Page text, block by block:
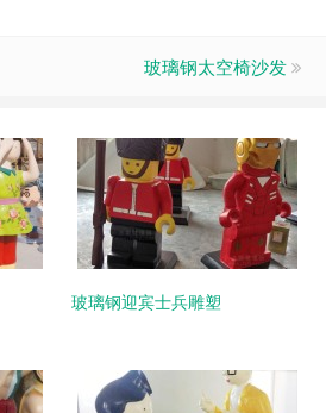
玻璃钢太空椅沙发
玻璃钢迎宾士兵雕塑